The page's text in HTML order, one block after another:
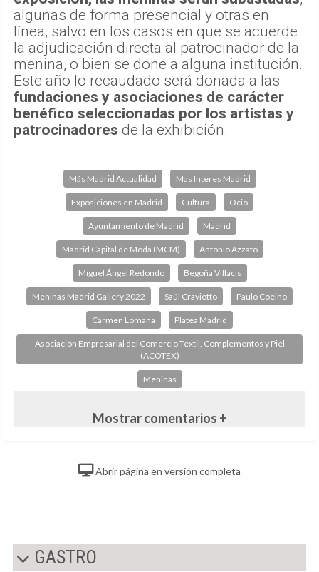
algunas de forma presencial y otras en
línea, salvo en los casos en que se acuerde
la adjudicación directa al patrocinador de la
menina, o bien se done a alguna institución.
Este año lo recaudado será donada a las
fundaciones y asociaciones de carácter
benéfico seleccionadas por los artistas y
patrocinadores de la exhibición.
Más Madrid Actualidad Mas Interes Madrid
Exposiciones en Madrid Cultura Ocio
Ayuntamiento de Madrid Madrid
Madrid Capital de Moda (MCM) Antonio Azzato
Miguel Ángel Redondo Begoña Villacis
Meninas Madrid Gallery 2022 Saúl Craviotto Paulo Coelho
Carmen Lomana Platea Madrid
Asociación Empresarial del Comercio Textil, Complementos y Piel
(ACOTEX)
Meninas
Mostrar comentarios +
Abrir página en versión completa
GASTRO